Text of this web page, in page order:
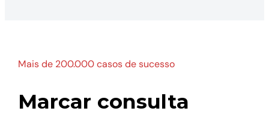
Mais de 200.000 casos de sucesso
Marcar consulta